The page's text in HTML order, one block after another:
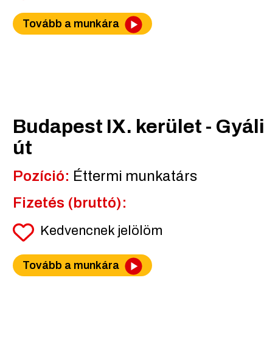
Tovább a munkára
Budapest IX. kerület - Gyáli
út
Pozíció: Éttermi munkatárs
Fizetés (bruttó):
Kedvencnek jelölöm
Tovább a munkára